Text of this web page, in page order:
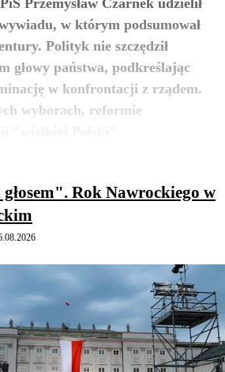
Przemysław Czarnek udzielił
w którym podsumował
Polityk nie szczędził
głowy państwa, podkreślając
w konfrontacji z rządem.
wyborach, reformie
zobacz więcej
Rok Nawrockiego w